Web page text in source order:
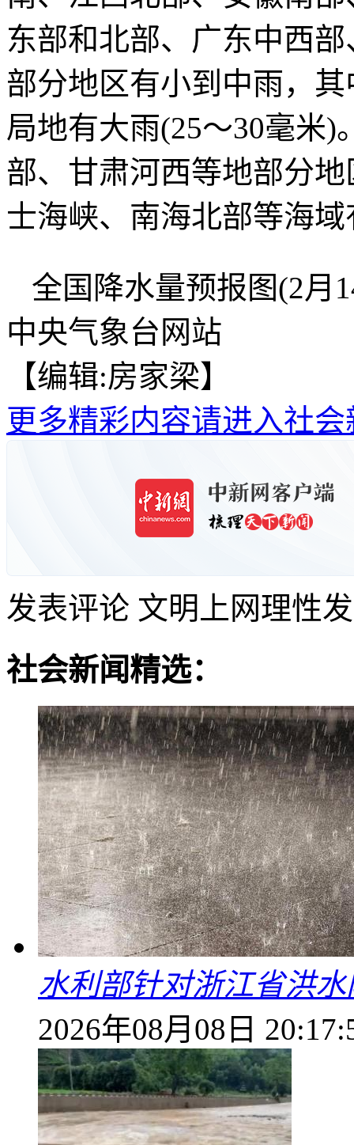
东部和北部、广东中西
部分地区有小到中雨，
局地有大雨(25～30毫米
部、甘肃河西等地部分
士海峡、南海北部等海
全国降水量预报图(2月
中央气象台网站
【编辑:房家梁】
更多精彩内容请进入社会
发表评论 文明上网理性
社会新闻精选：
水利部针对浙江省洪
2026年08月08日